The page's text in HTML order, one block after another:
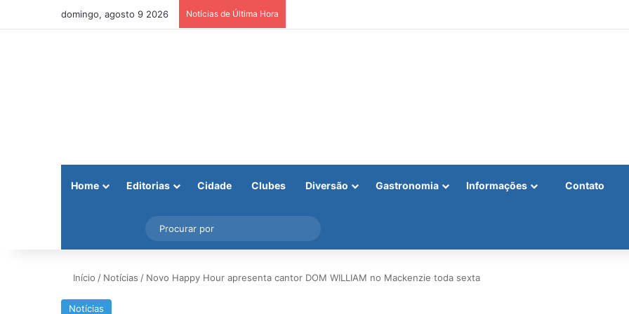
domingo, agosto 9 2026 Notícias de Última Hora
Home Editorias Cidade Clubes Diversão Gastronomia Informações Contato
Instagram
Barra Lateral
por
Início / Notícias / Novo Happy Hour apresenta cantor DOM WILLIAM no Mackenzie toda sexta
Notícias